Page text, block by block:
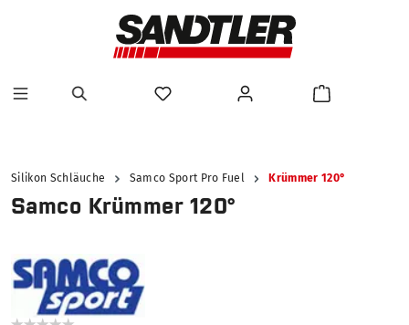
Silikon Schläuche Samco Sport Pro Fuel Krümmer 120°
Samco Krümmer 120°